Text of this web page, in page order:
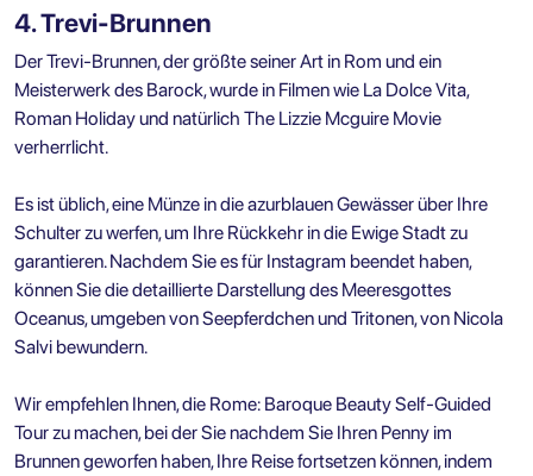
4. Trevi-Brunnen
Der Trevi-Brunnen, der größte seiner Art in Rom und ein
Meisterwerk des Barock, wurde in Filmen wie La Dolce Vita,
Roman Holiday und natürlich The Lizzie Mcguire Movie
verherrlicht.
Es ist üblich, eine Münze in die azurblauen Gewässer über Ihre
Schulter zu werfen, um Ihre Rückkehr in die Ewige Stadt zu
garantieren. Nachdem Sie es für Instagram beendet haben,
können Sie die detaillierte Darstellung des Meeresgottes
Oceanus, umgeben von Seepferdchen und Tritonen, von Nicola
Salvi bewundern.
Wir empfehlen Ihnen, die Rome: Baroque Beauty Self-Guided
Tourzu machen, bei der Sie nachdem Sie Ihren Penny im
Brunnen geworfen haben, Ihre Reise fortsetzen können, indem